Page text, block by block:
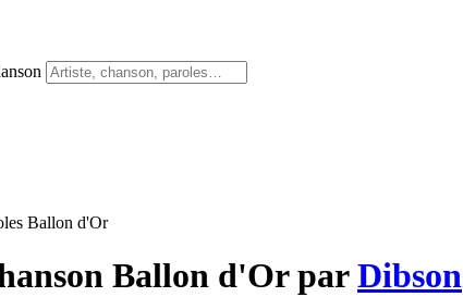
Ballon d'Or
Ballon d'Or parDibson